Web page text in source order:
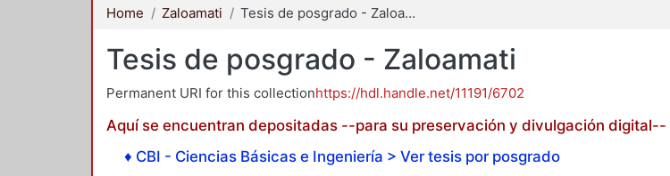
Home Zaloamati Tesis de posgrado - Zaloamati
Tesis de posgrado - Zaloamati
Permanent URI for this collectionhttps://hdl.handle.net/11191/6702
Aquí se encuentran depositadas --para su preservación y divulgación
♦ CBI - Ciencias Básicas e Ingeniería > Ver tesis por posgrado